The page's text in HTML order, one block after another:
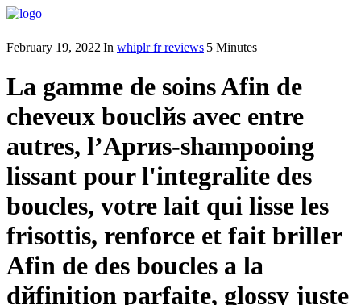
February 19, 2022|In whiplr fr reviews|5 Minutes
La gamme de soins Afin de
cheveux bouclйs avec entre
autres, l’Aprиs-shampooing
lissant pour l'integralite des
boucles, votre lait qui lisse les
frisottis, renforce et fait briller
Afin de des boucles а la
dйfinition parfaite, glossy juste